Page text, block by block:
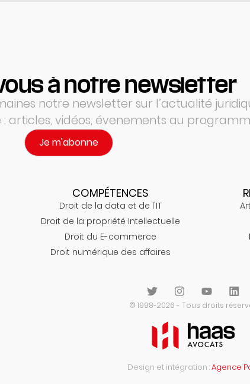
à notre newsletter
notre newsletter sur l’actualité
articles, vidéos, évenements au
Je m'abonne
COMPÉTENCES
Droit de la data et de l'IT
Droit de la propriété Intellectuelle
Droit du E-commerce
Droit numérique des affaires
© 1998-2026 - Tous droits
Design et intégration :Agence